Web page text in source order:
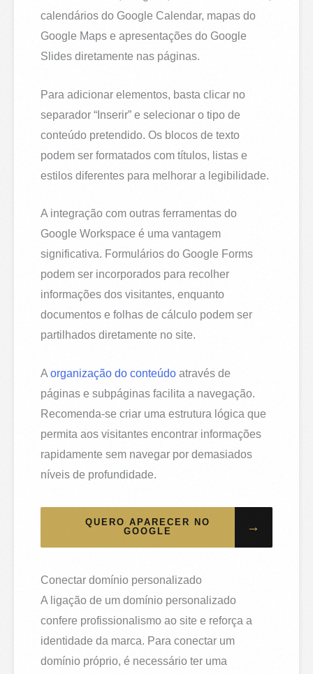
calendários do Google Calendar, mapas do
Google Maps e apresentações do Google
Slides diretamente nas páginas.
Para adicionar elementos, basta clicar no
separador “Inserir” e selecionar o tipo de
conteúdo pretendido. Os blocos de texto
podem ser formatados com títulos, listas e
estilos diferentes para melhorar a legibilidade.
A integração com outras ferramentas do
Google Workspace é uma vantagem
significativa. Formulários do Google Forms
podem ser incorporados para recolher
informações dos visitantes, enquanto
documentos e folhas de cálculo podem ser
partilhados diretamente no site.
Aorganização do conteúdo através de
páginas e subpáginas facilita a navegação.
Recomenda-se criar uma estrutura lógica que
permita aos visitantes encontrar informações
rapidamente sem navegar por demasiados
níveis de profundidade.
QUERO APARECER NO
GOOGLE
→
Conectar domínio personalizado
A ligação de um domínio personalizado
confere profissionalismo ao site e reforça a
identidade da marca. Para conectar um
domínio próprio, é necessário ter uma